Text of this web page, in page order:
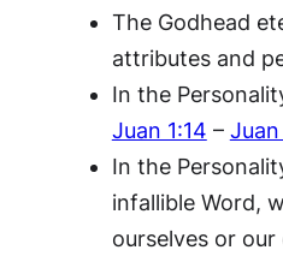
The Godhead
attributes and
In the
Juan 1:14 –
In the
infallible Word,
ourselves or our